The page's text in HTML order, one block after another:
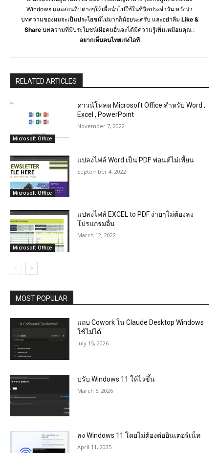
Windows และสอนทิปต่างๆให้เพื่อนำไปใช้ในชีวิตประจำวัน หวังว่า
บทความของผมจะเป็นประโยชน์ไม่มากก็น้อยนะครับ และอย่าลืม Like &
Share บทความที่มีประโยชน์เผื่อคนอื่นจะได้มีความรู้เพิ่มเหมือนคุณ :
อยากเห็นคนไทยเก่งไอที
RELATED ARTICLES
Microsoft Office
ดาวน์โหลด Microsoft Office สำหรับ Word ,
Excel , PowerPoint
November 7, 2022
Microsoft Office
แปลงไฟล์ Word เป็น PDF ฟอนต์ไม่เพี้ยน
September 4, 2022
Microsoft Office
แปลงไฟล์ EXCEL to PDF ง่ายๆไม่ต้องลง
โปรแกรมอื่น
March 12, 2022
MOST POPULAR
แถบ Cowork ใน Claude Desktop Windows
ใช้ไม่ได้
July 15, 2026
ปรับ Windows 11 ให้ไวขึ้น
March 5, 2026
ลง Windows 11 โดยไม่ต้องต่ออินเตอร์เน็ท
April 11, 2025